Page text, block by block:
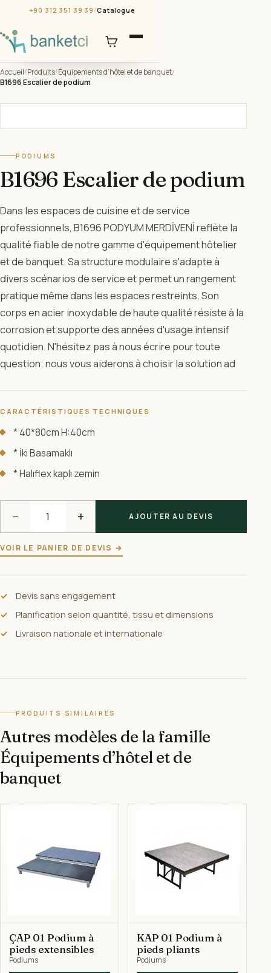
+90 312 351 39 39 /Catalogue
Accueil/Produits/Équipements d’hôtel et de banquet/
B1696 Escalier de podium
PODIUMS
B1696 Escalier de podium
Dans les espaces de cuisine et de service
professionnels, B1696 PODYUM MERDİVENİ reflète la
qualité fiable de notre gamme d'équipement hôtelier
et de banquet. Sa structure modulaire s'adapte à
divers scénarios de service et permet un rangement
pratique même dans les espaces restreints. Son
corps en acier inoxydable de haute qualité résiste à la
corrosion et supporte des années d'usage intensif
quotidien. N'hésitez pas à nous écrire pour toute
question; nous vous aiderons à choisir la solution ad
CARACTÉRISTIQUES TECHNIQUES
* 40*80cm H:40cm
* İki Basamaklı
* Halıflex kaplı zemin
− + AJOUTER AU DEVIS
VOIR LE PANIER DE DEVIS →
Devis sans engagement
Planification selon quantité, tissu et dimensions
Livraison nationale et internationale
PRODUITS SIMILAIRES
Autres modèles de la famille
Équipements d’hôtel et de
banquet
ÇAP 01 Podium à
pieds extensibles
Podiums
KAP 01 Podium à
pieds pliants
Podiums